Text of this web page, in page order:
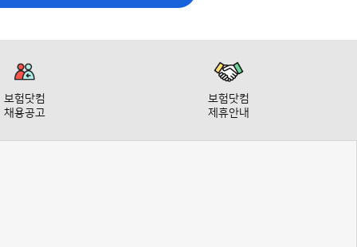
보험닷컴
채용공고
보험닷컴
제휴안내